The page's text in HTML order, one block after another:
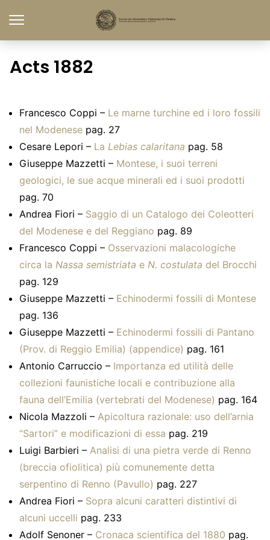
Acts 1882
Francesco Coppi – Le marne turchine ed i loro fossili
nel Modenese pag. 27
Cesare Lepori – La Lebias calaritana pag. 58
Giuseppe Mazzetti – Montese, i suoi terreni
geologici, le sue acque minerali ed i suoi prodotti
pag. 70
Andrea Fiori – Saggio di un Catalogo dei Coleotteri
del Modenese e del Reggiano pag. 89
Francesco Coppi – Osservazioni malacologiche
circa la Nassa semistriata e N. costulata del Brocchi
pag. 129
Giuseppe Mazzetti – Echinodermi fossili di Montese
pag. 136
Giuseppe Mazzetti – Echinodermi fossili di Pantano
(Prov. di Reggio Emilia) (appendice) pag. 161
Antonio Carruccio – Importanza ed utilità delle
collezioni faunistiche locali e contribuzione alla
fauna dell’Emilia (vertebrati del Modenese) pag. 164
Nicola Mazzoli – Apicoltura razionale: uso dell’arnia
“Sartori” e modificazioni di essa pag. 219
Luigi Barbieri – Analisi di una pietra verde di Renno
(breccia ofiolitica) più comunemente detta
serpentino di Renno (Pavullo) pag. 227
Andrea Fiori – Sopra alcuni caratteri distintivi di
alcuni uccelli pag. 233
Adolf Senoner – Cronaca scientifica del 1880 pag.